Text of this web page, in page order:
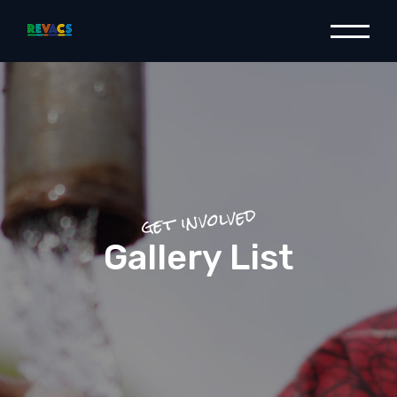
get involved
Gallery List